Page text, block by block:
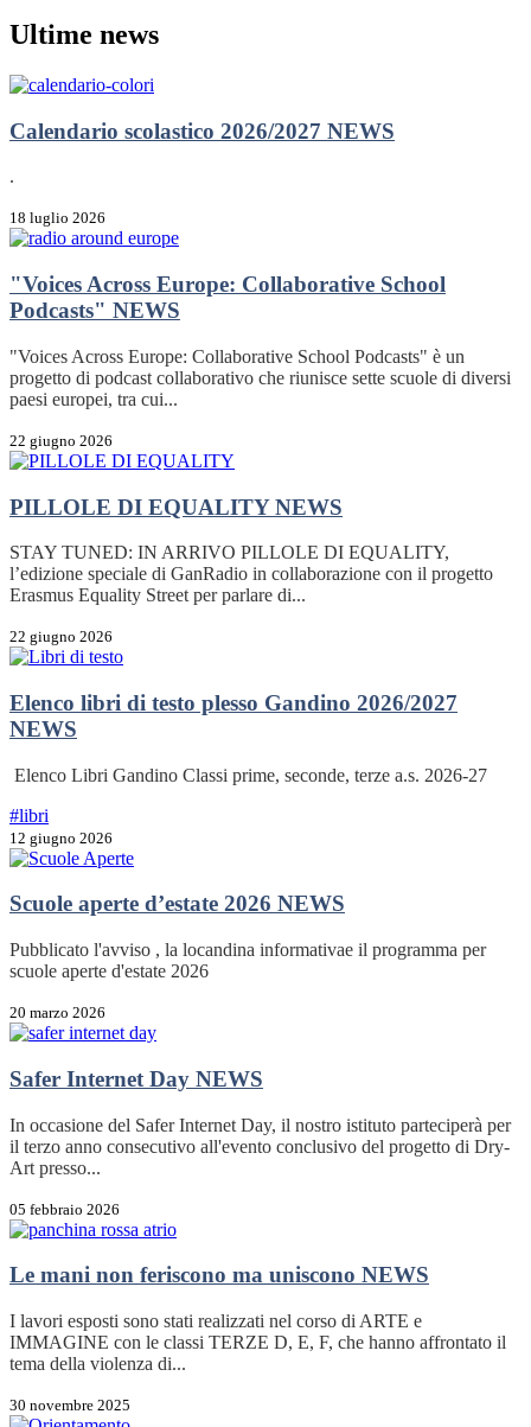
Ultime news
Calendario scolastico 2026/2027 NEWS
.
18 luglio 2026
"Voices Across Europe: Collaborative School
Podcasts" NEWS
"Voices Across Europe: Collaborative School Podcasts" è un
progetto di podcast collaborativo che riunisce sette scuole di diversi
paesi europei, tra cui...
22 giugno 2026
PILLOLE DI EQUALITYNEWS
STAY TUNED: IN ARRIVO PILLOLE DI EQUALITY,
l’edizione speciale di GanRadio in collaborazione con il progetto
Erasmus Equality Street per parlare di...
22 giugno 2026
Elenco libri di testo plesso Gandino 2026/2027
NEWS
Elenco Libri Gandino Classi prime, seconde, terze a.s. 2026-27
#libri
12 giugno 2026
Scuole aperte d’estate 2026 NEWS
Pubblicato l'avviso , la locandina informativae il programma per
scuole aperte d'estate 2026
20 marzo 2026
Safer Internet Day NEWS
In occasione del Safer Internet Day, il nostro istituto parteciperà per
il terzo anno consecutivo all'evento conclusivo del progetto di Dry-
Art presso...
05 febbraio 2026
Le mani non feriscono ma uniscono NEWS
I lavori esposti sono stati realizzati nel corso di ARTE e
IMMAGINE con le classi TERZE D, E, F, che hanno affrontato il
tema della violenza di...
30 novembre 2025